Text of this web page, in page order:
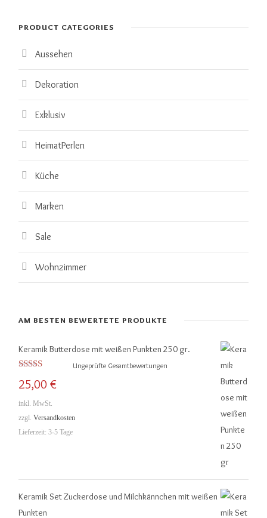
PRODUCT CATEGORIES
Aussehen
Dekoration
Exklusiv
HeimatPerlen
Küche
Marken
Sale
Wohnzimmer
AM BESTEN BEWERTETE PRODUKTE
Keramik Butterdose mit weißen Punkten 250 gr.
5.00von 5
Ungeprüfte Gesamtbewertungen
25,00 €
inkl. MwSt.
zzgl. Versandkosten
Lieferzeit: 3-5 Tage
Keramik Set Zuckerdose und Milchkännchen mit weißen
Punkten